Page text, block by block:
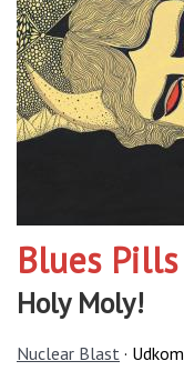
Blues Pills
Holy Moly!
Nuclear Blast · Udkom